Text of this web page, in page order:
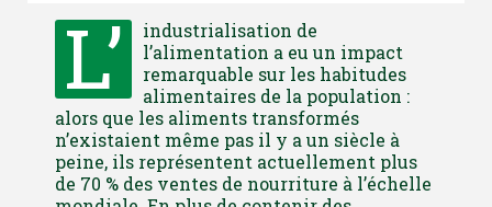
L’
industrialisation de
l’alimentation a eu un impact
remarquable sur les habitudes
alimentaires de la population :
alors que les aliments transformés
n’existaient même pas il y a un siècle à
peine, ils représentent actuellement plus
de 70 % des ventes de nourriture à l’échelle